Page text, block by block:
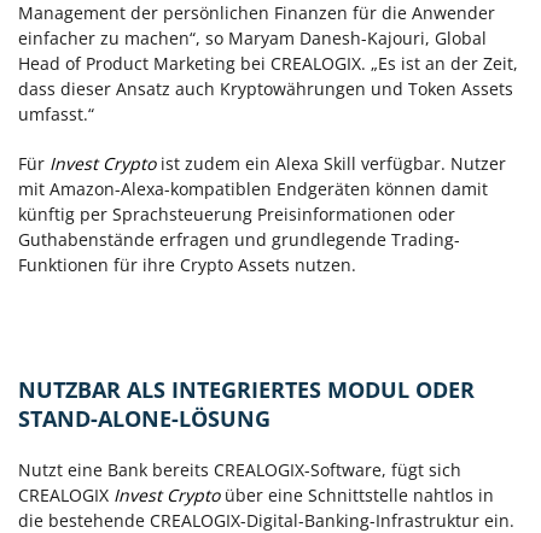
Management der persönlichen Finanzen für die Anwender
einfacher zu machen“, so Maryam Danesh-Kajouri, Global
Head of Product Marketing bei CREALOGIX. „Es ist an der Zeit,
dass dieser Ansatz auch Kryptowährungen und Token Assets
umfasst.“
Für Invest Cryptoist zudem ein Alexa Skill verfügbar. Nutzer
mit Amazon-Alexa-kompatiblen Endgeräten können damit
künftig per Sprachsteuerung Preisinformationen oder
Guthabenstände erfragen und grundlegende Trading-
Funktionen für ihre Crypto Assets nutzen.
NUTZBAR ALS INTEGRIERTES MODUL ODER
STAND-ALONE-LÖSUNG
Nutzt eine Bank bereits CREALOGIX-Software, fügt sich
CREALOGIX Invest Cryptoüber eine Schnittstelle nahtlos in
die bestehende CREALOGIX-Digital-Banking-Infrastruktur ein.